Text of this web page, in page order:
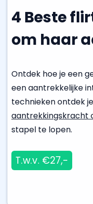
4 Beste
om haar
Ontdek hoe je een
een aantrekkelijke
technieken ontdek
aantrekkingskracht
stapel te lopen.
T.w.v. €27,-